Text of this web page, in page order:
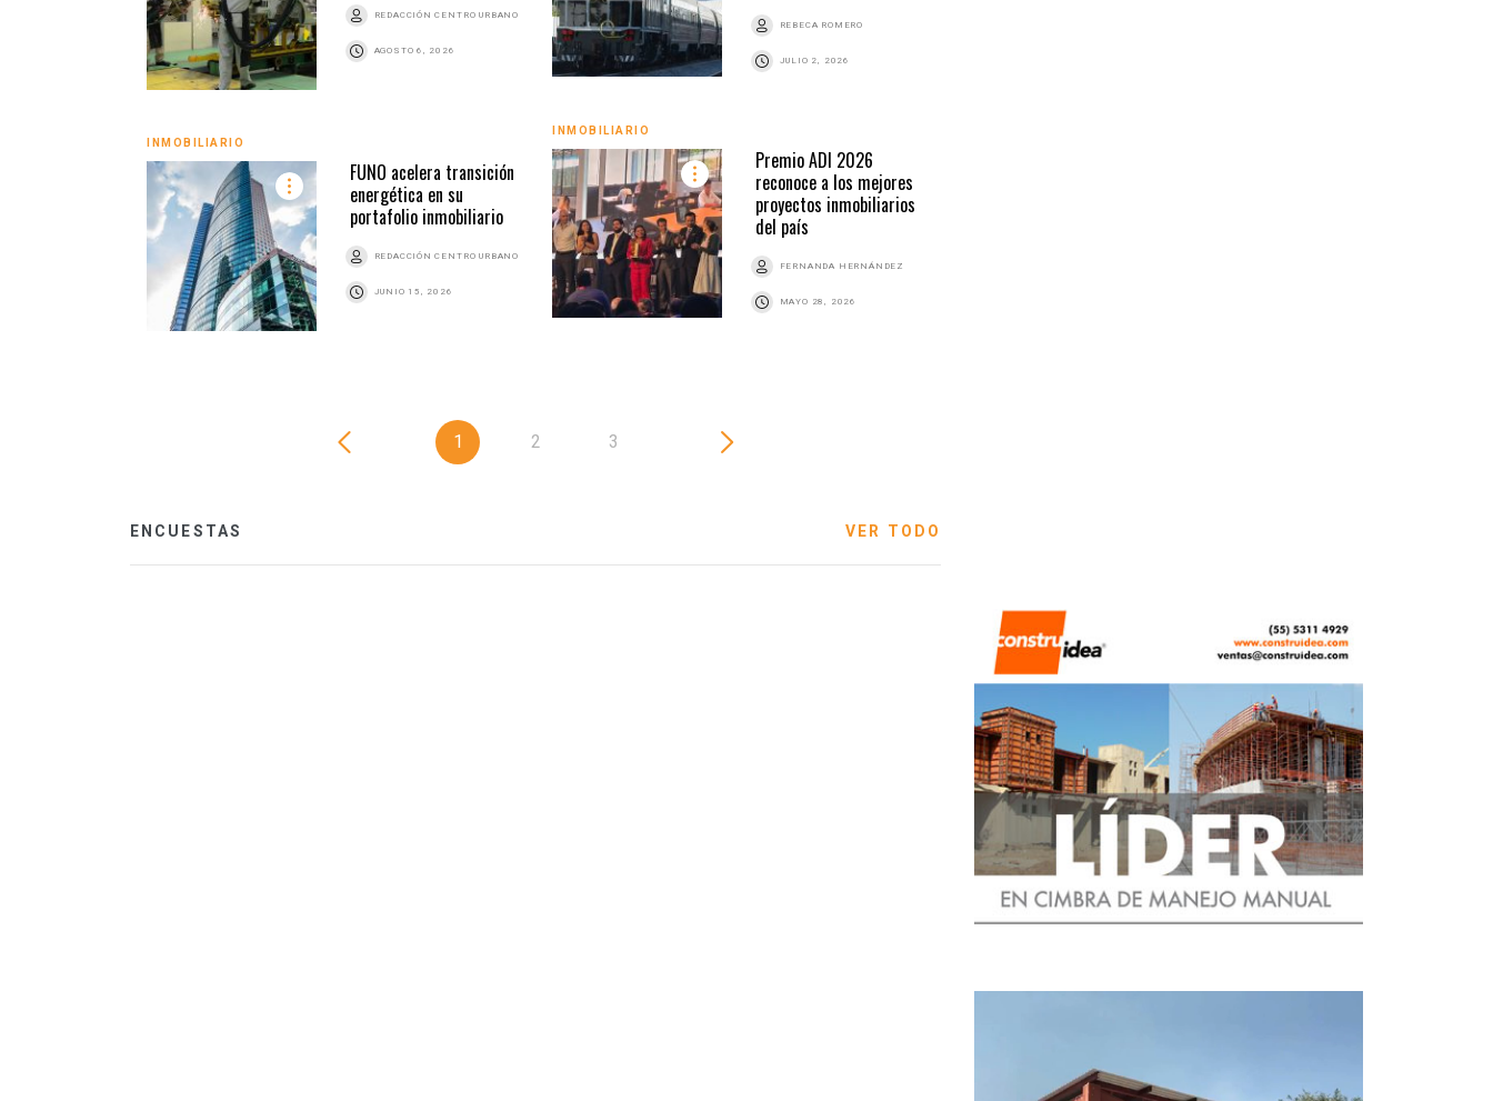
REDACCIÓN CENTRO URBANO
AGOSTO 6, 2026
REBECA ROMERO
JULIO 2, 2026
INMOBILIARIO
FUNO acelera transición
energética en su
portafolio inmobiliario
REDACCIÓN CENTRO URBANO
JUNIO 15, 2026
INMOBILIARIO
Premio ADI 2026
reconoce a los mejores
proyectos inmobiliarios
del país
FERNANDA HERNÁNDEZ
MAYO 28, 2026
1 2 3
ENCUESTAS VER TODO